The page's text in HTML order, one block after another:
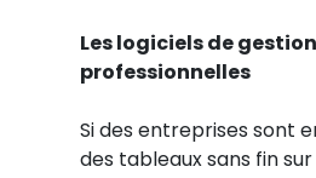
Les logiciels de
professionnelles
Si des entreprises sont
des tableaux sans fin sur